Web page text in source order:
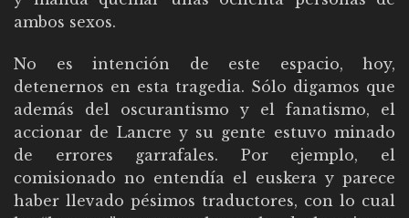
ambos sexos.
No es intención de este espacio, hoy,
detenernos en esta tragedia. Sólo digamos que
además del oscurantismo y el fanatismo, el
accionar de Lancre y su gente estuvo minado
de errores garrafales. Por ejemplo, el
comisionado no entendía el euskera y parece
haber llevado pésimos traductores, con lo cual